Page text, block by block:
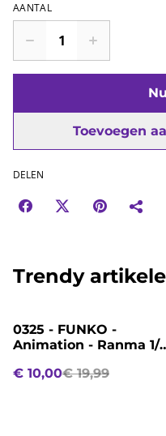
AANTAL
Toevoegen
DELEN
Trendy
%
0325 - FUNKO -
Animation - Ranma 1/2
€ 10,00€ 19,99